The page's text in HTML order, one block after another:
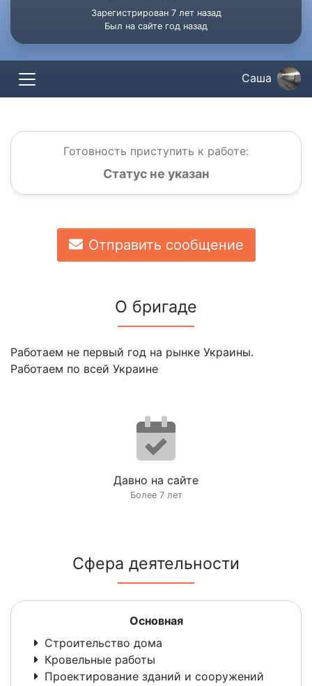
Зарегистрирован 7 лет назад
Был на сайте год назад
Саша
Готовность приступить к работе:
Статус не указан
Отправить сообщение
О бригаде
Работаем не первый год на рынке Украины.
Работаем по всей Украине
Давно на сайте
Более 7 лет
Сфера деятельности
Основная
Строительство дома
Кровельные работы
Проектирование зданий и сооружений